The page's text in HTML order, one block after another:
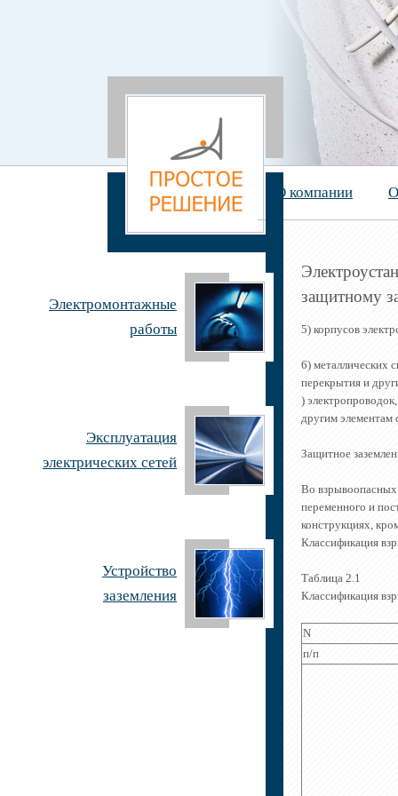
О компании
Электромонтажные
работы
Эксплуатация
электрических сетей
Устройство
заземления
защитному
5) корпусов
6) металлических
перекрытия и
)
другим элементам
Защитное
Во
переменного и
конструкциях,
Классификация
Таблица 2.1
Классификация
N
п/п